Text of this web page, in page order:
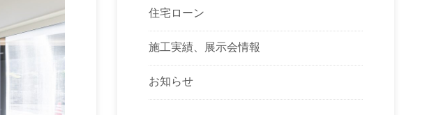
住宅ローン
施工実績、展示会情報
お知らせ